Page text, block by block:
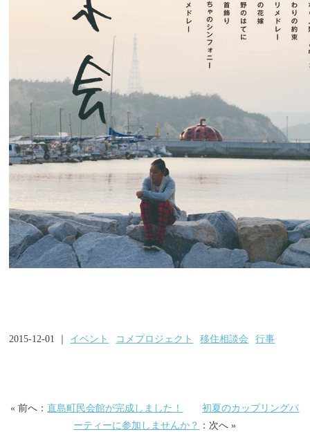
2015-12-01 ｜ イベント コメプロジェクト 移住相談会 行事
« 前へ：直島町民会館が完成しました！
初夏のカップリングパ
ーティーに参加しませんか？ ：次へ »